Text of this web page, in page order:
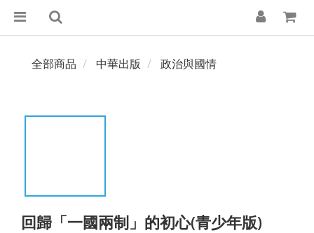
全部商品 中華出版 政治與國情
回歸「一國兩制」的初心(青少年版)